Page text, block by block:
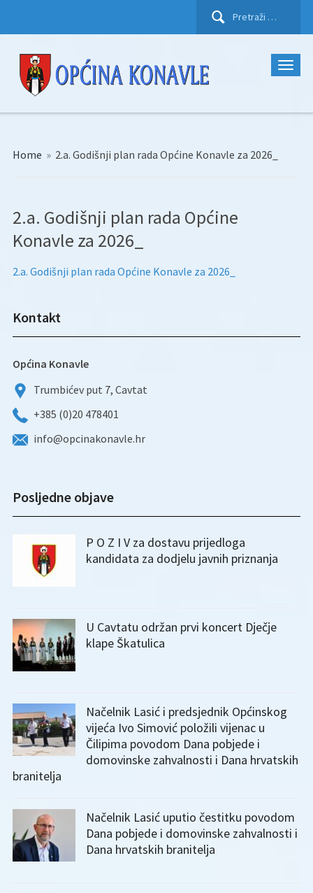
Pretraži:
Home » 2.a. Godišnji plan rada Općine Konavle za 2026_
2.a. Godišnji plan rada Općine
Konavle za 2026_
2.a. Godišnji plan rada Općine Konavle za 2026_
Kontakt
Općina Konavle
Trumbićev put 7, Cavtat
+385 (0)20 478401
info@opcinakonavle.hr
Posljedne objave
P O Z I V za dostavu prijedloga
kandidata za dodjelu javnih priznanja
U Cavtatu održan prvi koncert Dječje
klape Škatulica
Načelnik Lasić i predsjednik Općinskog
vijeća Ivo Simović položili vijenac u
Čilipima povodom Dana pobjede i
domovinske zahvalnosti i Dana hrvatskih
branitelja
Načelnik Lasić uputio čestitku povodom
Dana pobjede i domovinske zahvalnosti i
Dana hrvatskih branitelja